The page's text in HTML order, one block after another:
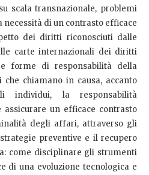
scala transnazionale, problemi
necessità di un contrasto efficace
dei diritti riconosciuti dalle
carte internazionali dei diritti
forme di responsabilità della
chiamano in causa, accanto
individui, la responsabilità
assicurare un efficace contrasto
degli affari, attraverso gli
strategie preventive e il recupero
come disciplinare gli strumenti
di una evoluzione tecnologica e